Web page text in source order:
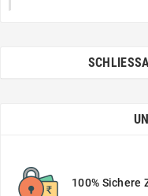
100% Sichere